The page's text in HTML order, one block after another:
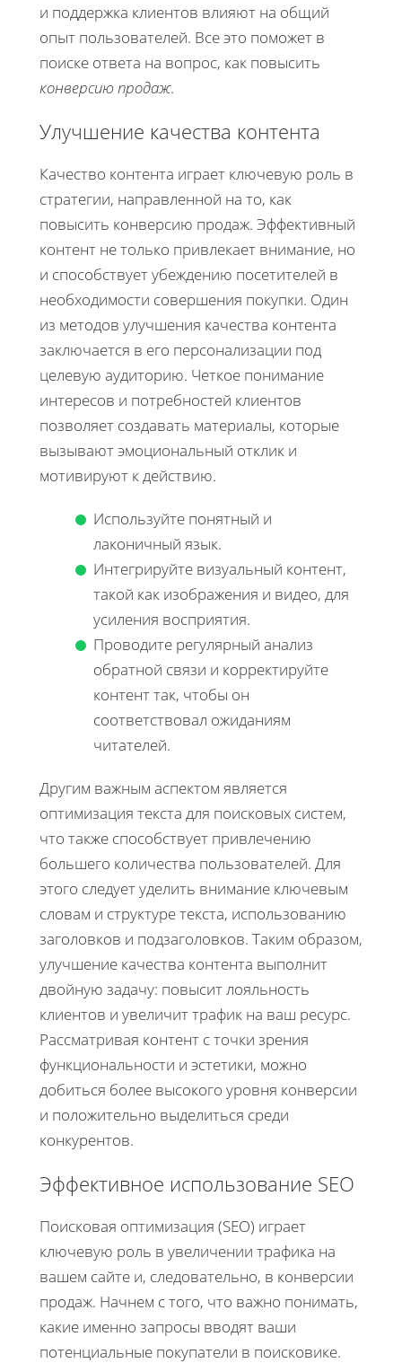
и поддержка клиентов влияют на общий
опыт пользователей. Все это поможет в
поиске ответа на вопрос, как повысить
конверсию продаж.
Улучшение качества контента
Качество контента играет ключевую роль в
стратегии, направленной на то, как
повысить конверсию продаж. Эффективный
контент не только привлекает внимание, но
и способствует убеждению посетителей в
необходимости совершения покупки. Один
из методов улучшения качества контента
заключается в его персонализации под
целевую аудиторию. Четкое понимание
интересов и потребностей клиентов
позволяет создавать материалы, которые
вызывают эмоциональный отклик и
мотивируют к действию.
Используйте понятный и
лаконичный язык.
Интегрируйте визуальный контент,
такой как изображения и видео, для
усиления восприятия.
Проводите регулярный анализ
обратной связи и корректируйте
контент так, чтобы он
соответствовал ожиданиям
читателей.
Другим важным аспектом является
оптимизация текста для поисковых систем,
что также способствует привлечению
большего количества пользователей. Для
этого следует уделить внимание ключевым
словам и структуре текста, использованию
заголовков и подзаголовков. Таким образом,
улучшение качества контента выполнит
двойную задачу: повысит лояльность
клиентов и увеличит трафик на ваш ресурс.
Рассматривая контент с точки зрения
функциональности и эстетики, можно
добиться более высокого уровня конверсии
и положительно выделиться среди
конкурентов.
Эффективное использование SEO
Поисковая оптимизация (SEO) играет
ключевую роль в увеличении трафика на
вашем сайте и, следовательно, в конверсии
продаж. Начнем с того, что важно понимать,
какие именно запросы вводят ваши
потенциальные покупатели в поисковике.